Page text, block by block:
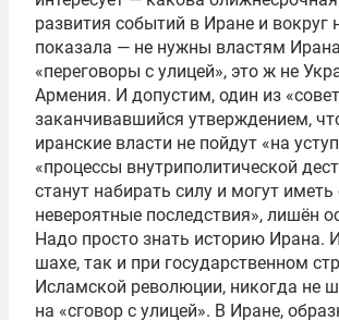
развития событий в Иране и вокруг
показала — не нужны властям
«переговоры с улицей», это ж не
Армения. И допустим, один из
заканчивавшийся утверждением,
иранские власти не пойдут «на
«процессы внутриполитической
станут набирать силу и могут
невероятные последствия», лишён
Надо просто знать историю Ирана.
шахе, так и при государственном
Исламской революции, никогда не
на «сговор с улицей». В Иране,